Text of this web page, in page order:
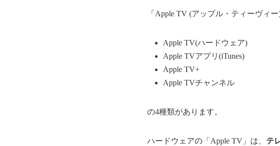
「Apple TV (アップル・ティーヴィ
Apple TV(ハードウェア)
Apple TVアプリ(iTunes)
Apple TV+
Apple TVチャンネル
の4種類があります。
ハードウェアの「Apple TV」は、 テ